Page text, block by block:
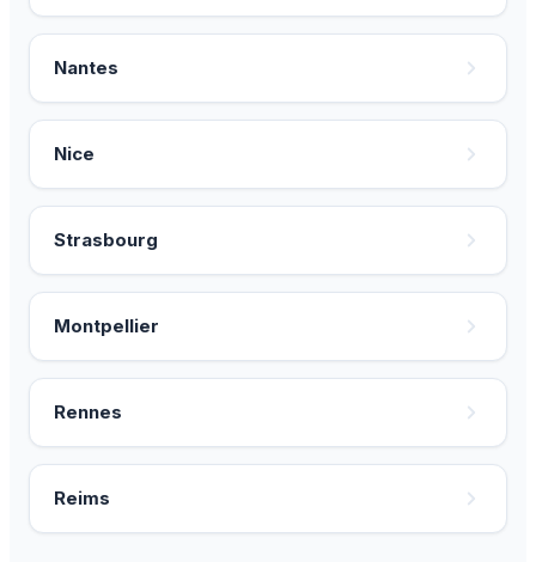
Nantes
Nice
Strasbourg
Montpellier
Rennes
Reims